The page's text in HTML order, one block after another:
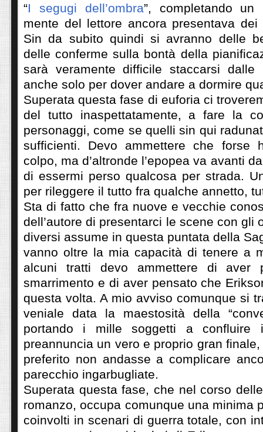
“I segugi dell’ombra”, completando
mente del lettore ancora presentava dei
Sin da subito quindi si avranno delle
delle conferme sulla bontà della
sarà veramente difficile staccarsi dalle
anche solo per dover andare a dormire
Superata questa fase di euforia ci
del tutto inaspettatamente, a fare la
personaggi, come se quelli sin qui
sufficienti. Devo ammettere che forse
colpo, ma d’altronde l’epopea va avanti
di essermi perso qualcosa per strada.
per rileggere il tutto fra qualche annetto,
Sta di fatto che fra nuove e vecchie
dell’autore di presentarci le scene con gli
diversi assume in questa puntata della
vanno oltre la mia capacità di tenere a
alcuni tratti devo ammettere di aver
smarrimento e di aver pensato che
questa volta. A mio avviso comunque si
veniale data la maestosità della
portando i mille soggetti a
preannuncia un vero e proprio gran
preferito non andasse a complicare
parecchio ingarbugliate.
Superata questa fase, che nel corso
romanzo, occupa comunque una minima
coinvolti in scenari di guerra totale, con